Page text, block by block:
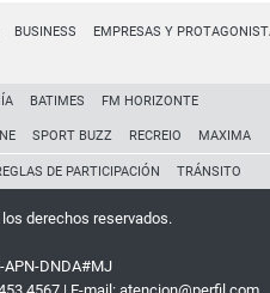
BUSINESS EMPRESAS Y
BATIMES FM HORIZONTE
SPORT BUZZ RECREIO MAXIMA
DE PARTICIPACIÓN TRÁNSITO
derechos reservados.
APN-DNDA#MJ